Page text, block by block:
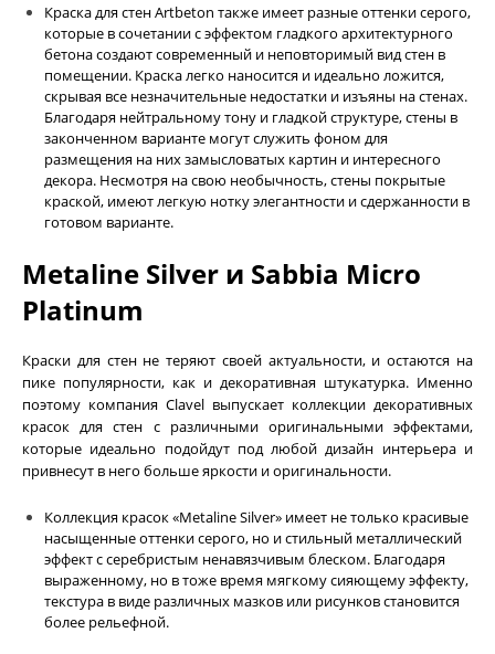
Краска для стен Artbeton также имеет разные оттенки серого,
которые в сочетании с эффектом гладкого архитектурного
бетона создают современный и неповторимый вид стен в
помещении. Краска легко наносится и идеально ложится,
скрывая все незначительные недостатки и изъяны на стенах.
Благодаря нейтральному тону и гладкой структуре, стены в
законченном варианте могут служить фоном для
размещения на них замысловатых картин и интересного
декора. Несмотря на свою необычность, стены покрытые
краской, имеют легкую нотку элегантности и сдержанности в
готовом варианте.
Metaline Silver и Sabbia Micro
Platinum
Краски для стен не теряют своей актуальности, и остаются на
пике популярности, как и декоративная штукатурка. Именно
поэтому компания Clavel выпускает коллекции декоративных
красок для стен с различными оригинальными эффектами,
которые идеально подойдут под любой дизайн интерьера и
привнесут в него больше яркости и оригинальности.
Коллекция красок«Metaline Silver» имеет не только красивые
насыщенные оттенки серого, но и стильный металлический
эффект с серебристым ненавязчивым блеском. Благодаря
выраженному, но в тоже время мягкому сияющему эффекту,
текстура в виде различных мазков или рисунков становится
более рельефной.